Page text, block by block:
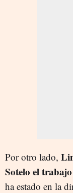
Por otro lado,
Sotelo el
ha estado en la